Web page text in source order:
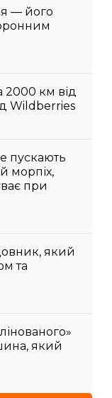
— його
2000 км від
Wildberries
пускають
морпіх,
при
який
та
який